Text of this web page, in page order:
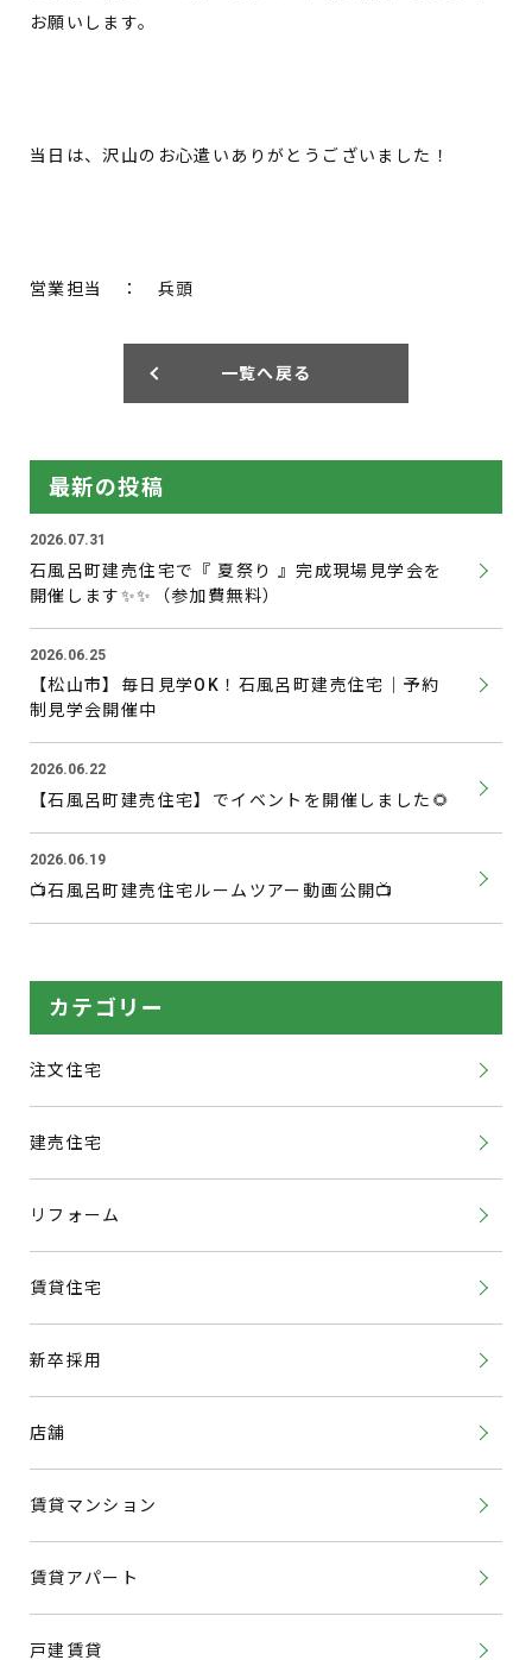
お願いします。
当日は、沢山のお心遣いありがとうございました！
営業担当 ： 兵頭
一覧へ戻る
最新の投稿
2026.07.31
石風呂町建売住宅で『 夏祭り 』完成現場見学会を
開催します✨✨（参加費無料）
2026.06.25
【松山市】毎日見学OK！石風呂町建売住宅｜予約
制見学会開催中
2026.06.22
【石風呂町建売住宅】でイベントを開催しました🌻
2026.06.19
📺石風呂町建売住宅ルームツアー動画公開📺
カテゴリー
注文住宅
建売住宅
リフォーム
賃貸住宅
新卒採用
店舗
賃貸マンション
賃貸アパート
戸建賃貸